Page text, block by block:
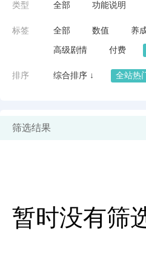
类型 全部 功能说明
标签 全部 数值 养
高级剧情 付费
排序 综合排序 ↓ 全站热
筛选结果
暂时没有筛